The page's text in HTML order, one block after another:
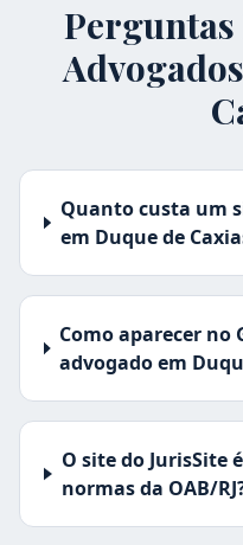
Quanto custa um
em Duque de
Como aparecer no
advogado em
O site do JurisSite
normas da OAB/